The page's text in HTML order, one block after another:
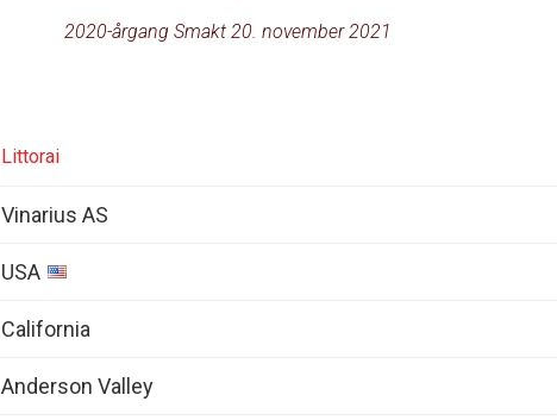
2020-årgang Smakt 20. november 2021
Littorai
Vinarius AS
USA
California
Anderson Valley